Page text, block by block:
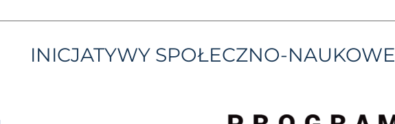
INICJATYWY SPOŁECZNO-NAUKOWE